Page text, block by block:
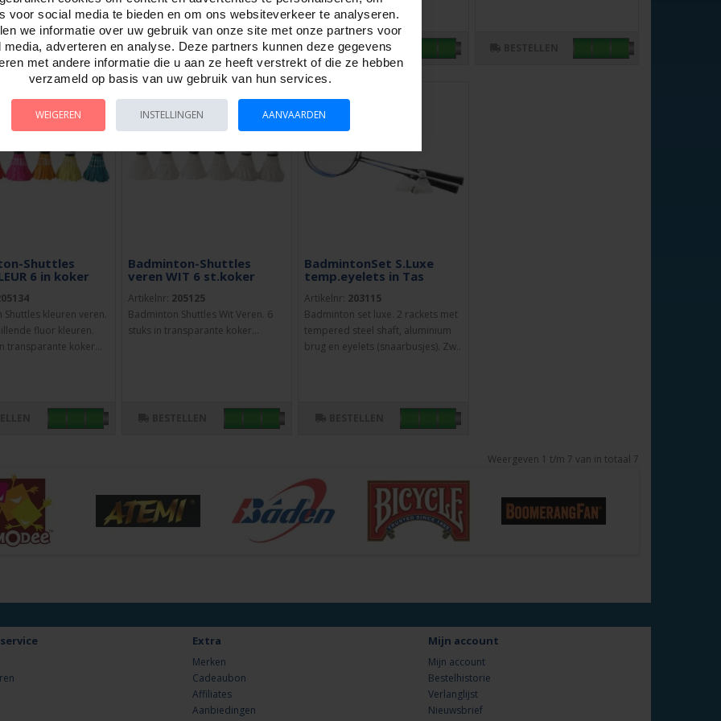
BESTELLEN BESTELLEN
Shuttles
6 in koker
Shuttles kleuren veren.
fluor kleuren.
transparante koker...
Badminton-Shuttles
veren WIT 6 st.koker
Artikelnr: 205125
Badminton Shuttles Wit Veren. 6
stuks in transparante koker...
BadmintonSet S.Luxe
temp.eyelets in Tas
Artikelnr: 203115
Badminton set luxe. 2 rackets met
tempered steel shaft, aluminium
brug en eyelets (snaarbusjes). Zw..
Weergeven 1 t/m 7 van in totaal 7
Extra
Merken
Cadeaubon
Affiliates
Aanbiedingen
Mijn account
Mijn account
Bestelhistorie
Verlanglijst
Nieuwsbrief
voor social media te bieden en om ons websiteverkeer te analyseren.
we informatie over uw gebruik van onze site met onze partners voor
media, adverteren en analyse. Deze partners kunnen deze gegevens
met andere informatie die u aan ze heeft verstrekt of die ze hebben
verzameld op basis van uw gebruik van hun services.
WEIGEREN INSTELLINGEN AANVAARDEN